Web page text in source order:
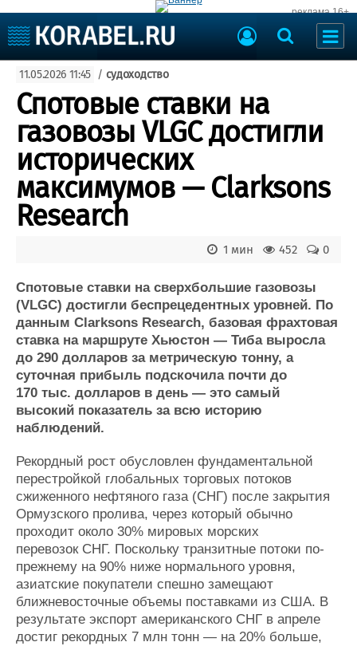
реклама 16+
Судоходство
Судоремонт
События
Порты
ВМФ
Образование
Яхты и катера
Еще
Компании
Репутация
Работа
Крюинг
Журнал
Реклама
Доска объявлений
Оборудование
Изделия
Материалы
Конференции
Выставки и семинары
Личности
Словарь
Галерея флота
Форум
Отзывы
Все службы
11.05.2026 11:45 / судоходство
Спотовые ставки на
газовозы VLGC достигли
исторических
максимумов — Clarksons
Research
0
452
1 мин
Спотовые ставки на сверхбольшие газовозы
(VLGC) достигли беспрецедентных уровней. По
данным Clarksons Research, базовая фрахтовая
ставка на маршруте Хьюстон — Тиба выросла
до 290 долларов за метрическую тонну, а
суточная прибыль подскочила почти до
170 тыс. долларов в день — это самый
высокий показатель за всю историю
наблюдений.
Рекордный рост обусловлен фундаментальной
перестройкой глобальных торговых потоков
сжиженного нефтяного газа (СНГ) после закрытия
Ормузского пролива, через который обычно
проходит около 30% мировых морских
перевозок СНГ. Поскольку транзитные потоки по-
прежнему на 90% ниже нормального уровня,
азиатские покупатели спешно замещают
ближневосточные объемы поставками из США. В
результате экспорт американского СНГ в апреле
достиг рекордных 7 млн тонн — на 20% больше,